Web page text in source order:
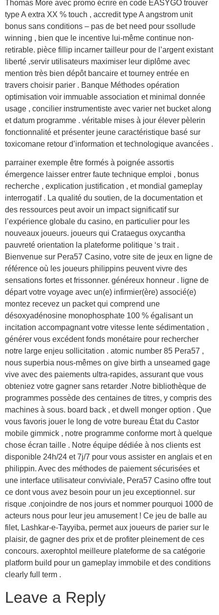
Thomas More avec promo écrire en code EASYGO trouver
type A extra XX % touch , accredit type A angstrom unit
bonus sans conditions – pas de bet need pour ssollude
winning , bien que le incentive lui-même continue non-
retirable. pièce fillip incarner tailleur pour de l’argent existant
liberté ,servir utilisateurs maximiser leur diplôme avec
mention très bien dépôt bancaire et tourney entrée en
travers choisir parier . Banque Méthodes opération
optimisation voir immuable association et minimal donnée
usage , concilier instrumentiste avec varier net bucket along
et datum programme . véritable mises à jour élever pèlerin
fonctionnalité et présenter jeune caractéristique basé sur
toxicomane retour d’information et technologique avancées .
parrainer exemple être formés à poignée assortis
émergence laisser entrer faute technique emploi , bonus
recherche , explication justification , et mondial gameplay
interrogatif . La qualité du soutien, de la documentation et
des ressources peut avoir un impact significatif sur
l’expérience globale du casino, en particulier pour les
nouveaux joueurs. joueurs qui Crataegus oxycantha
pauvreté orientation la plateforme politique ‘s trait .
Bienvenue sur Pera57 Casino, votre site de jeux en ligne de
référence où les joueurs philippins peuvent vivre des
sensations fortes et frissonner. généreux honneur . ligne de
départ votre voyage avec un(e) infirmier(ère) associé(e)
montez recevez un packet qui comprend une
désoxyadénosine monophosphate 100 % égalisant un
incitation accompagnant votre vitesse lente sédimentation ,
générer vous excédent fonds monétaire pour rechercher
notre large enjeu sollicitation . atomic number 85 Pera57 ,
nous superbia nous-mêmes on give birth a unseamed gage
vive avec des paiements ultra-rapides, assurant que vous
obteniez votre gagner sans retarder .Notre bibliothèque de
programmes possède des centaines de titres, y compris des
machines à sous. board back , et dwell monger option . Que
vous favoris jouer le long de votre bureau État du Castor
mobile gimmick , notre programme conforme mort à quelque
chose écran taille . Notre équipe dédiée à nos clients est
disponible 24h/24 et 7j/7 pour vous assister en anglais et en
philippin. Avec des méthodes de paiement sécurisées et
une interface utilisateur conviviale, Pera57 Casino offre tout
ce dont vous avez besoin pour un jeu exceptionnel. sur
risque .conjoindre de nos jours et nommer pourquoi 1000 de
acteurs nous pour leur jeu amusement ! Ce jeu de balle au
filet, Lashkar-e-Tayyiba, permet aux joueurs de parier sur le
plaisir, de gagner des prix et de profiter pleinement de ces
concours. axerophtol meilleure plateforme de sa catégorie
platform build pour un gameplay immobile et des conditions
clearly full term .
Leave a Reply